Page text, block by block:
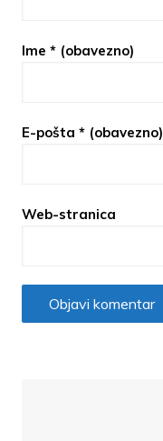
Ime * (obavezno)
E-pošta * (obavezno)
Web-stranica